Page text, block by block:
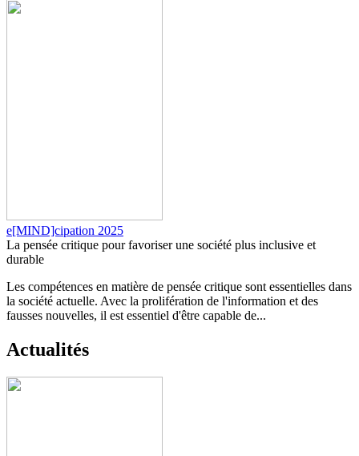
e[MIND]cipation 2025
La pensée critique pour favoriser une société plus inclusive et
durable
Les compétences en matière de pensée critique sont essentielles dans
la société actuelle. Avec la prolifération de l'information et des
fausses nouvelles, il est essentiel d'être capable de...
Actualités